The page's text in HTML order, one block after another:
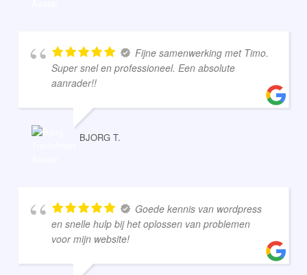
Fijne samenwerking met Timo.
Super snel en professioneel. Een absolute
aanrader!!
BJORG T.
Goede kennis van wordpress
en snelle hulp bij het oplossen van problemen
voor mijn website!